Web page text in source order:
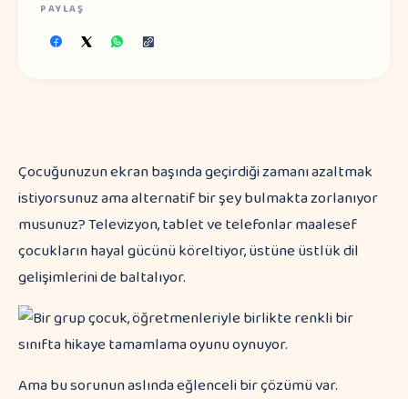
PAYLAŞ
Çocuğunuzun ekran başında geçirdiği zamanı azaltmak
istiyorsunuz ama alternatif bir şey bulmakta zorlanıyor
musunuz? Televizyon, tablet ve telefonlar maalesef
çocukların hayal gücünü köreltiyor, üstüne üstlük dil
gelişimlerini de baltalıyor.
Ama bu sorunun aslında eğlenceli bir çözümü var.